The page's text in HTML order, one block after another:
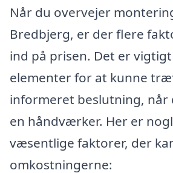
Når du overvejer
Bredbjerg, er der flere
ind på prisen. Det er
elementer for at kunne
informeret beslutning, når
en håndværker. Her er
væsentlige faktorer, der
omkostningerne: